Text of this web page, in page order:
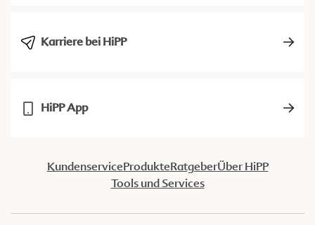
Karriere bei HiPP
HiPP App
KundenserviceProdukteRatgeberÜber HiPP
Tools und Services